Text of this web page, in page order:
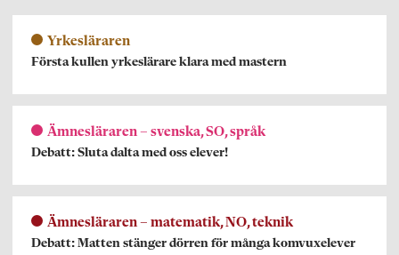
Yrkesläraren
Första kullen yrkeslärare klara med mastern
Ämnesläraren – svenska, SO, språk
Debatt: Sluta dalta med oss elever!
Ämnesläraren – matematik, NO, teknik
Debatt: Matten stänger dörren för många komvuxelever